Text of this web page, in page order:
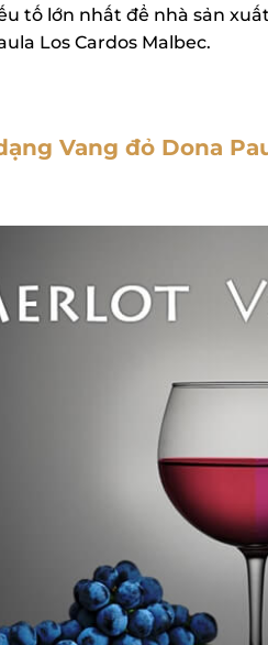
tố lớn nhất để nhà sản
Los Cardos Malbec.
Vang đỏ Dona